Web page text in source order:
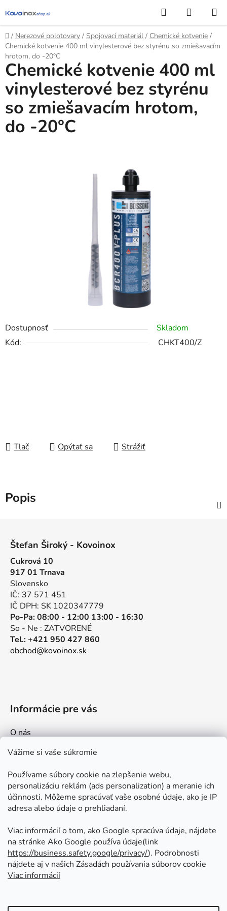
Vážime si vaše súkromie
Používame súbory cookie na zlepšenie webu,
personalizáciu reklám (ads personalization) a meranie ich
účinnosti. Môžeme spracúvať vaše osobné údaje, ako je IP
adresa alebo údaje o prehliadaní.
Viac informácií o tom, ako Google spracúva údaje, nájdete
na stránke Ako Google používa údaje(link
https://business.safety.google/privacy/⁩). Podrobnosti
nájdete aj v našich Zásadách používania súborov cookie
Viac informácií
na
obsah
Hľadať
KOŠÍK
Domov
/ Nerezové polotovary / Spojovací materiál / Chemické kotvenie /
Chemické kotvenie 400 ml vinylesterové bez styrénu so zmiešavacím
hrotom, do -20°C
Dostupnosť
Skladom
Kód:
CHKT400/Z
Tlač Opýtať sa Strážiť
Chemické kotvenie 400 ml
vinylesterové bez styrénu
so zmiešavacím hrotom,
do -20°C
Popis
Štefan Široký - Kovoinox
Cukrová 10
917 01 Trnava
Slovensko
IČ: 37 571 451
IČ DPH: SK 1020347779
Po-Pa: 08:00 - 12:00 13:00 - 16:30
So - Ne : ZATVORENÉ
Tel.: +421 950 427 860
obchod@kovoinox.sk
Informácie pre vás
O nás
Kontakt
Ako nakupovať
Obchodné podmienky
Ochrana osobných údajov
Odstúpenie od zmluvy
Prijímame online platby